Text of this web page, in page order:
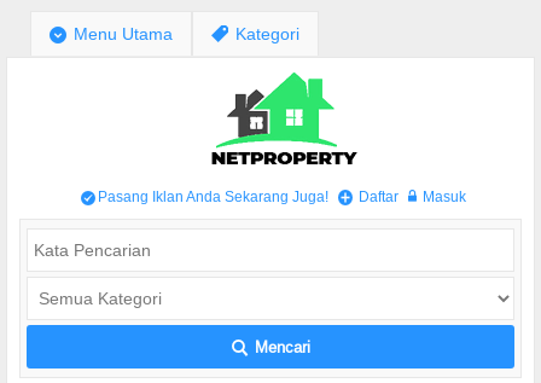
; Menu Utama , Kategori
/ Pasang Iklan Anda Sekarang Juga! + Daftar w Masuk
L Mencari